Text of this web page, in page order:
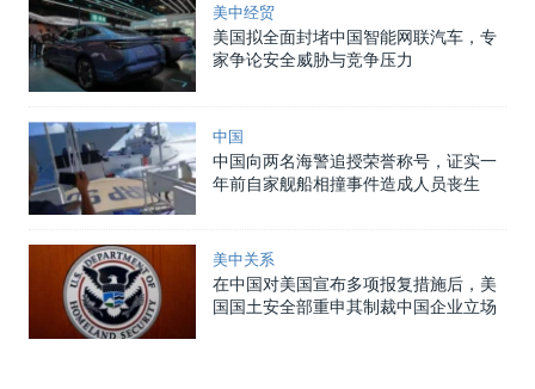
美中经贸
美国拟全面封堵中国智能网联汽车，专
家争论安全威胁与竞争压力
中国
中国向两名海警追授荣誉称号，证实一
年前自家舰船相撞事件造成人员丧生
美中关系
在中国对美国宣布多项报复措施后，美
国国土安全部重申其制裁中国企业立场